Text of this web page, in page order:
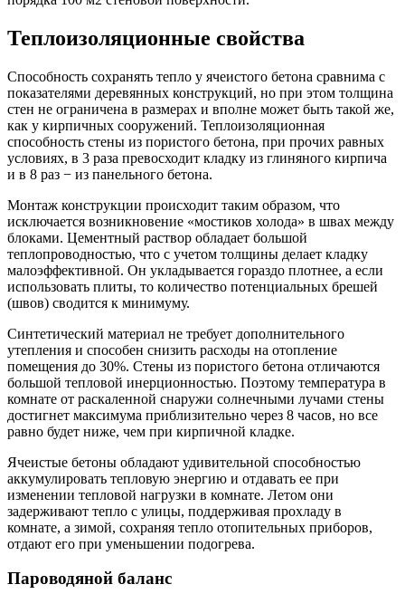
Теплоизоляционные свойства
Способность сохранять тепло у ячеистого бетона сравнима с
показателями деревянных конструкций, но при этом толщина
стен не ограничена в размерах и вполне может быть такой же,
как у кирпичных сооружений. Теплоизоляционная
способность стены из пористого бетона, при прочих равных
условиях, в 3 раза превосходит кладку из глиняного кирпича
и в 8 раз − из панельного бетона.
Монтаж конструкции происходит таким образом, что
исключается возникновение «мостиков холода» в швах между
блоками. Цементный раствор обладает большой
теплопроводностью, что с учетом толщины делает кладку
малоэффективной. Он укладывается гораздо плотнее, а если
использовать плиты, то количество потенциальных брешей
(швов) сводится к минимуму.
Синтетический материал не требует дополнительного
утепления и способен снизить расходы на отопление
помещения до 30%. Стены из пористого бетона отличаются
большой тепловой инерционностью. Поэтому температура в
комнате от раскаленной снаружи солнечными лучами стены
достигнет максимума приблизительно через 8 часов, но все
равно будет ниже, чем при кирпичной кладке.
Ячеистые бетоны обладают удивительной способностью
аккумулировать тепловую энергию и отдавать ее при
изменении тепловой нагрузки в комнате. Летом они
задерживают тепло с улицы, поддерживая прохладу в
комнате, а зимой, сохраняя тепло отопительных приборов,
отдают его при уменьшении подогрева.
Пароводяной баланс